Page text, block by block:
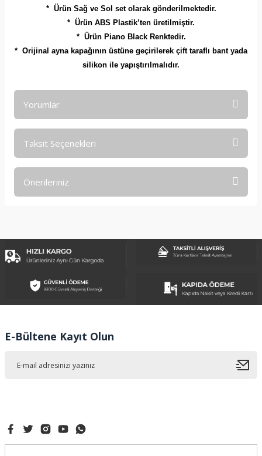
* Ürün Sağ ve Sol set olarak gönderilmektedir.
* Ürün ABS Plastik’ten üretilmiştir.
* Ürün Piano Black Renktedir.
* Orijinal ayna kapağının üstüne geçirilerek çift taraflı bant yada
silikon ile yapıştırılmalıdır.
Yorumlar
Taksit Seçenekleri
Önerileriniz
Görüş ve önerileriniz için teşekkür ederiz.
Ürün açıklamasında eksik bilgiler bulunuyor.
Ürün bilgilerinde hatalar bulunuyor.
Bu ürüne benzer farklı alternatifler olmalı.
E-Bültene Kayıt Olun